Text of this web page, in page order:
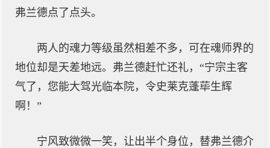
弗兰德点了点头。
两人的魂力等级虽然相差不多，可在魂师界的
地位却是天差地远。弗兰德赶忙还礼，“宁宗主客
气了，您能大驾光临本院，令史莱克蓬荜生辉
啊！”
宁风致微微一笑，让出半个身位，替弗兰德介